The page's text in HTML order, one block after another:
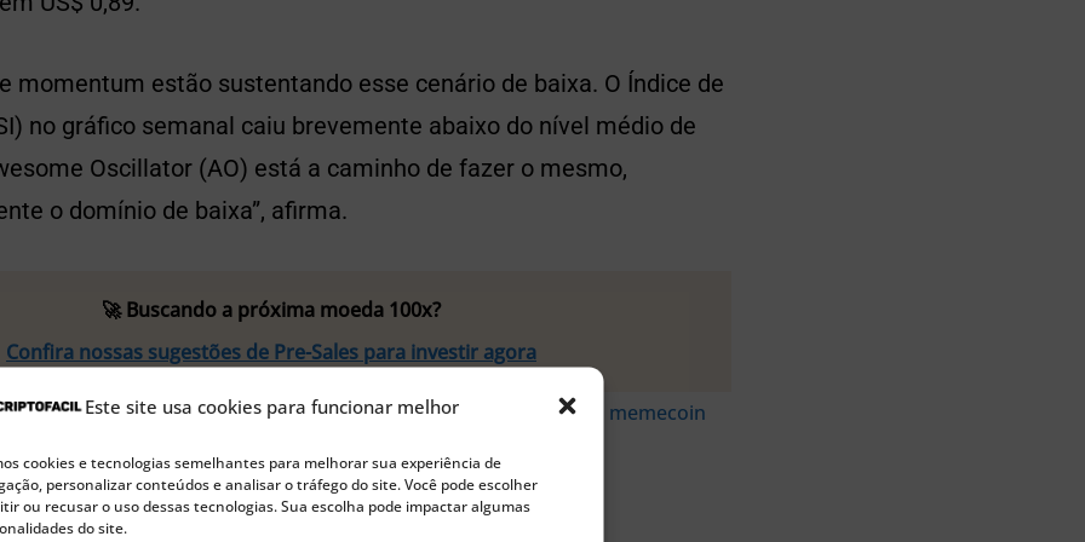
Este site usa cookies para funcionar melhor
cookies e tecnologias semelhantes para melhorar sua experiência de
personalizar conteúdos e analisar o tráfego do site. Você pode escolher
ou recusar o uso dessas tecnologias. Sua escolha pode impactar algumas
do site.
momentum estão sustentando esse cenário de baixa. O Índice de
no gráfico semanal caiu brevemente abaixo do nível médio de
Oscillator (AO) está a caminho de fazer o mesmo,
o domínio de baixa”, afirma.
🚀 Buscando a próxima moeda 100x?
Confira nossas sugestões de Pre-Sales para investir agora
ETF de Solana e a ascensão da Base Dawgz: explore o potencial da memecoin
do Fetch.ai